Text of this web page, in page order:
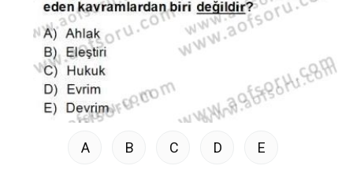
A B C D E